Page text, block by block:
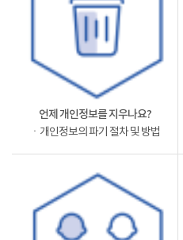
언제 개인정보를 지우나요?
ㆍ개인정보의 파기 절차 및 방법